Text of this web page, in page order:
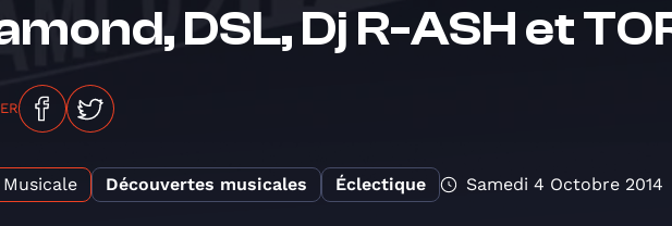
DSL, Dj R-ASH et
Musicale Découvertes musicales Éclectique Samedi 4 Octobre 2014